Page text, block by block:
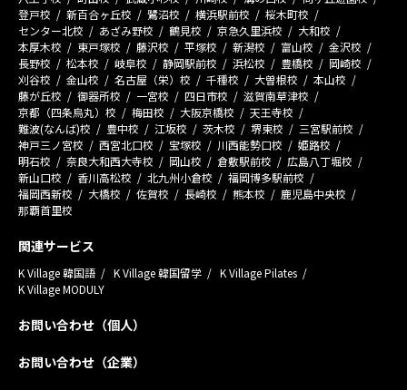
登戸校
新百合ヶ丘校 鷺沼校 横浜駅前校
桜木町校
センター北校
あざみ野校 鶴見校 京急久里浜校
大和校
本厚木校
東戸塚校 藤沢校 平塚校 新潟校 富山校
金沢校
長野校
松本校 岐阜校 静岡駅前校 浜松校 豊橋校
岡崎校
刈谷校
金山校 名古屋（栄）校 千種校 大曽根校
本山校
藤が丘校
御器所校 一宮校 四日市校
滋賀南草津校
京都（四条烏丸）校
梅田校 大阪京橋校
天王寺校
難波(なんば)校
豊中校 江坂校 茨木校 堺東校
三宮駅前校
神戸三ノ宮校
西宮北口校 宝塚校 川西能勢口校
姫路校
明石校
奈良大和西大寺校 岡山校 倉敷駅前校
広島八丁堀校
新山口校
香川高松校 北九州小倉校
福岡博多駅前校
福岡西新校
大橋校 佐賀校 長崎校 熊本校
鹿児島中央校
那覇首里校
関連サービス
K Village 韓国語 K Village 韓国留学
K Village Pilates
K Village MODULY
お問い合わせ（個人）
お問い合わせ（企業）